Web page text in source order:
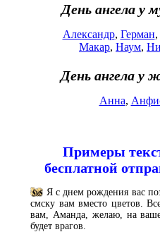
День ангела у
Александр, Герман,
Макар, Наум,
День ангела у
Анна,
Примеры
бесплатной
Я с днем рождения вас
смску вам вместо цветов.
вам, Аманда, желаю, на
будет врагов.